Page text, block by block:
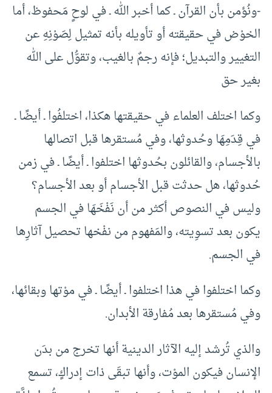
-ونُؤمن بأن القرآن ـ كما أخبر الله ـ في لوحٍ مَحفوظ، أما
الخوْض في حقيقته أو تأويله بأنه تمثيل لِصَوْنِهِ عن
التغيير والتبديل؛ فإنه رجمٌ بالغيب، وتقوُّل على الله
بغير حق
وكما اختلف العلماء في حقيقتها هكذا، اختلفُوا ـ أيضًا ـ
في قِدَمِهَا وحُدوثها، وفي مُستقرها قبل اتصالها
بالأجسام، والقائلون بحُدوثها اختلفوا ـ أيضًا ـ في زمن
حُدوثها، هل حدثت قبل الأجسام أو بعد الأجسام؟
وليس في النصوص أكثر من أن نَفْخَهَا في الجسم
يكون بعد تسوِيته، والمَفهوم من نفْخها تحصيل آثارِها
في الجسم.
وكما اختلفوا في هذا اختلفوا ـ أيضًا ـ في موْتها وبقائها،
وفي مُستقرها بعد مُفارقة الأبدان.
والذي تُرشد إليه الآثار الدينية أنها تخرج من بدَن
الإنسان فيكون الموْت، وأنها تبقَى ذات إدراكٍ، تسمع